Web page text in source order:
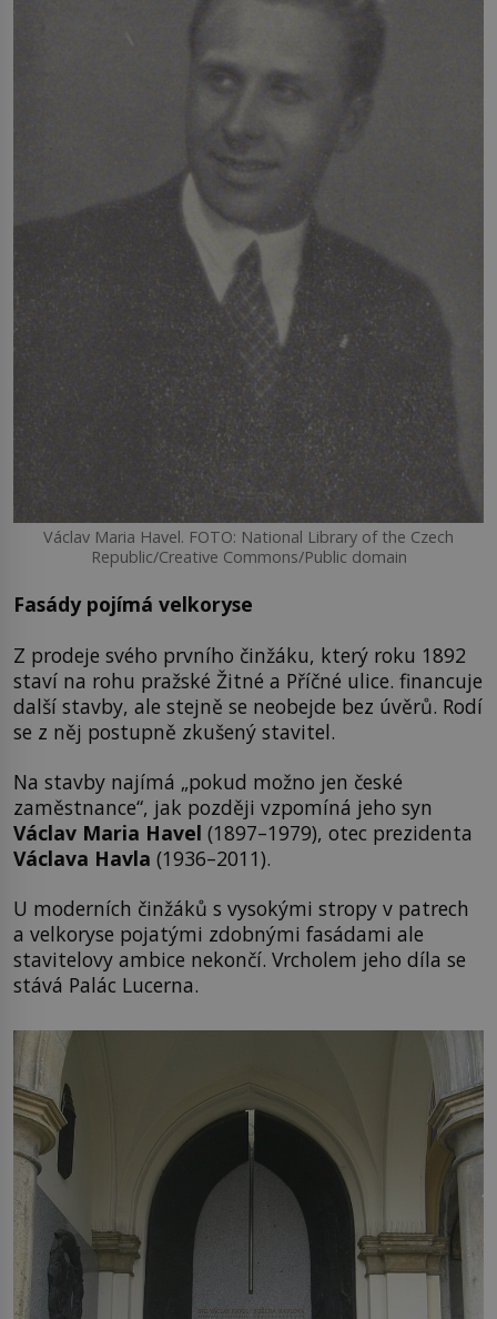
Václav Maria Havel. FOTO: National Library of the Czech
Republic/Creative Commons/Public domain
Fasády pojímá velkoryse
Z prodeje svého prvního činžáku, který roku 1892
staví na rohu pražské Žitné a Příčné ulice. financuje
další stavby, ale stejně se neobejde bez úvěrů. Rodí
se z něj postupně zkušený stavitel.
Na stavby najímá „pokud možno jen české
zaměstnance“, jak později vzpomíná jeho syn
Václav Maria Havel (1897–1979), otec prezidenta
Václava Havla (1936–2011).
U moderních činžáků s vysokými stropy v patrech
a velkoryse pojatými zdobnými fasádami ale
stavitelovy ambice nekončí. Vrcholem jeho díla se
stává Palác Lucerna.